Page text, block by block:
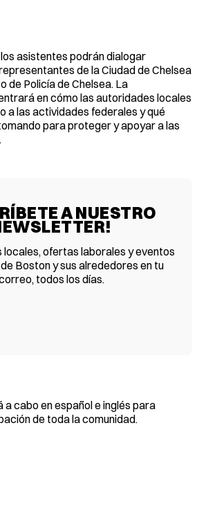
asistentes podrán dialogar
de la Ciudad de Chelsea
de Policía de Chelsea. La
en cómo las autoridades locales
a las actividades federales y qué
para proteger y apoyar a las
A NUESTRO
locales, ofertas laborales y eventos
Boston y sus alrededores en tu
todos los días.
a cabo en español e inglés para
de toda la comunidad.